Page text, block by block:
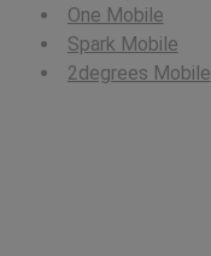
One Mobile
Spark Mobile
2degrees Mobile